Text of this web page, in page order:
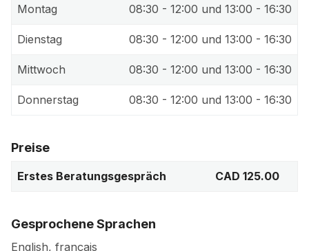
Montag 08:30 - 12:00 und 13:00 - 16:30
Dienstag 08:30 - 12:00 und 13:00 - 16:30
Mittwoch 08:30 - 12:00 und 13:00 - 16:30
Donnerstag 08:30 - 12:00 und 13:00 - 16:30
Preise
Erstes Beratungsgespräch CAD 125.00
Gesprochene Sprachen
English, français